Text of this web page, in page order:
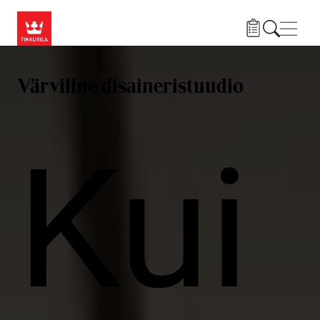
Värviline disaineristuudio
Kui